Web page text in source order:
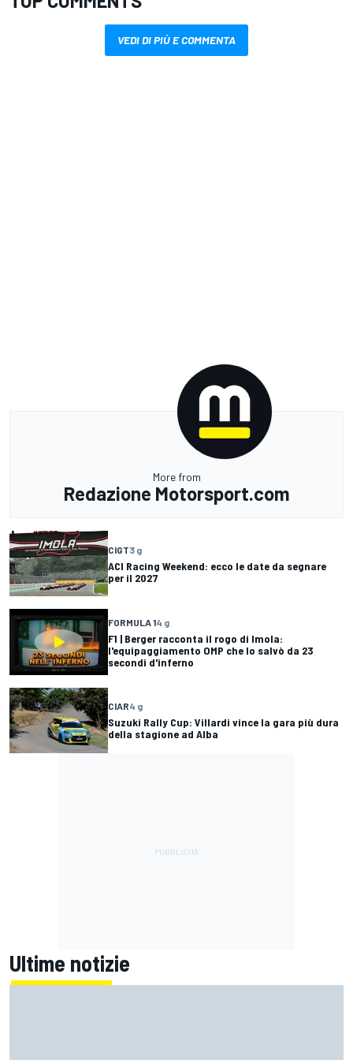
VEDI DI PIÙ E COMMENTA
More from
Redazione Motorsport.com
CIGT3 g
ACI Racing Weekend: ecco le date da segnare
per il 2027
FORMULA 14 g
F1 | Berger racconta il rogo di Imola:
l'equipaggiamento OMP che lo salvò da 23
secondi d'inferno
CIAR4 g
Suzuki Rally Cup: Villardi vince la gara più dura
della stagione ad Alba
Ultime notizie